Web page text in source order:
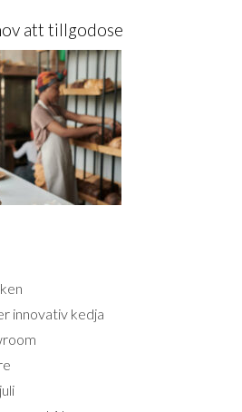
att tillgodose
innovativ kedja